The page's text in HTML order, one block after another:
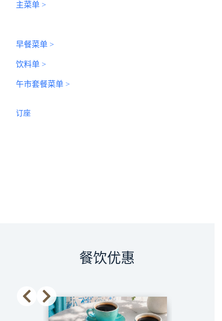
主菜单 >
早餐菜单 >
饮料单 >
午市套餐菜单 >
订座
餐饮优惠